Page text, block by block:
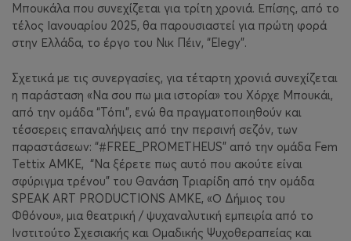
Μπουκάλα που συνεχίζεται για τρίτη χρονιά. Επίσης, από το
τέλος Ιανουαρίου 2025, θα παρουσιαστεί για πρώτη φορά
στην Ελλάδα, το έργο του Νικ Πέιν, “Elegy”.
Σχετικά με τις συνεργασίες, για τέταρτη χρονιά συνεχίζεται
η παράσταση «Να σου πω μια ιστορία» του Χόρχε Μπουκάι,
από την ομάδα “Τόπι”, ενώ θα πραγματοποιηθούν και
τέσσερεις επαναλήψεις από την περσινή σεζόν, των
παραστάσεων: “#FREE_PROMΕTHEUS” από την ομάδα Fem
Tettix AMKE, “Να ξέρετε πως αυτό που ακούτε είναι
σφύριγμα τρένου” του Θανάση Τριαρίδη από την ομάδα
SPEAK ART PRODUCTIONS AMKE, «Ο Δήμιος του
Φθόνου», μια θεατρική / ψυχαναλυτική εμπειρία από το
Ινστιτούτο Σχεσιακής και Ομαδικής Ψυχοθεραπείας και